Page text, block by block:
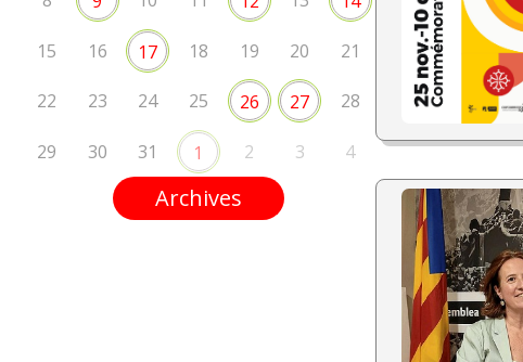
15 16 17 18 19 20 21
22 23 24 25 26 27 28
29 30 31 1 2 3 4
Archives